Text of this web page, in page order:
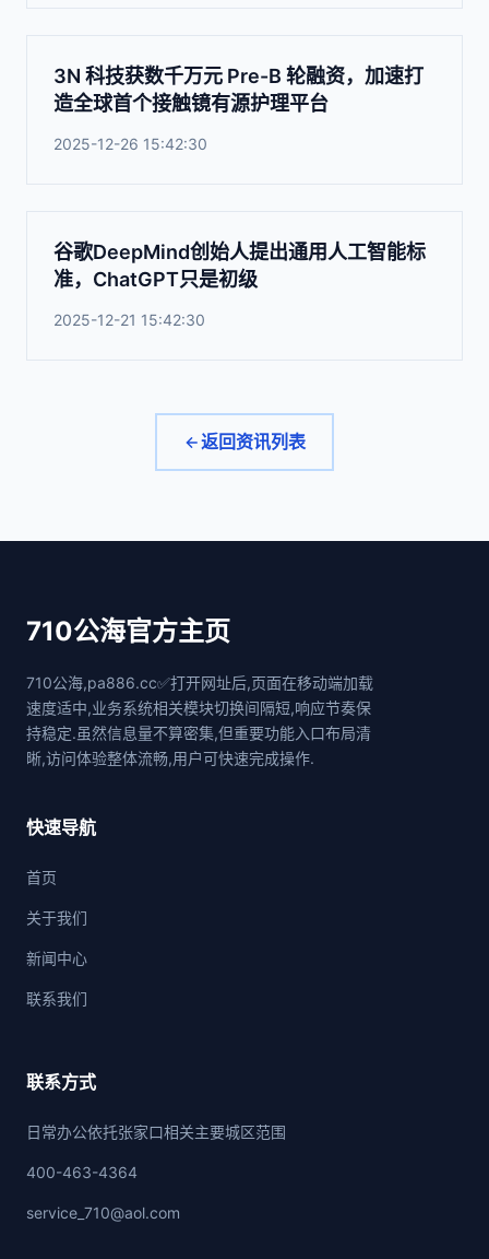
3N 科技获数千万元 Pre-B 轮融资，加速打
造全球首个接触镜有源护理平台
2025-12-26 15:42:30
谷歌DeepMind创始人提出通用人工智能标
准，ChatGPT只是初级
2025-12-21 15:42:30
返回资讯列表
710公海官方主页
710公海,pa886.cc✅打开网址后,页面在移动端加载
速度适中,业务系统相关模块切换间隔短,响应节奏保
持稳定.虽然信息量不算密集,但重要功能入口布局清
晰,访问体验整体流畅,用户可快速完成操作.
快速导航
首页
关于我们
新闻中心
联系我们
联系方式
日常办公依托张家口相关主要城区范围
400-463-4364
service_710@aol.com